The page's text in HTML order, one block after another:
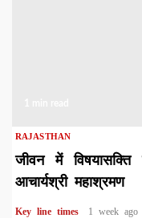
RAJASTHAN
जीवन में
आचार्यश्री महाश्रमण
Key line times 1 week ago